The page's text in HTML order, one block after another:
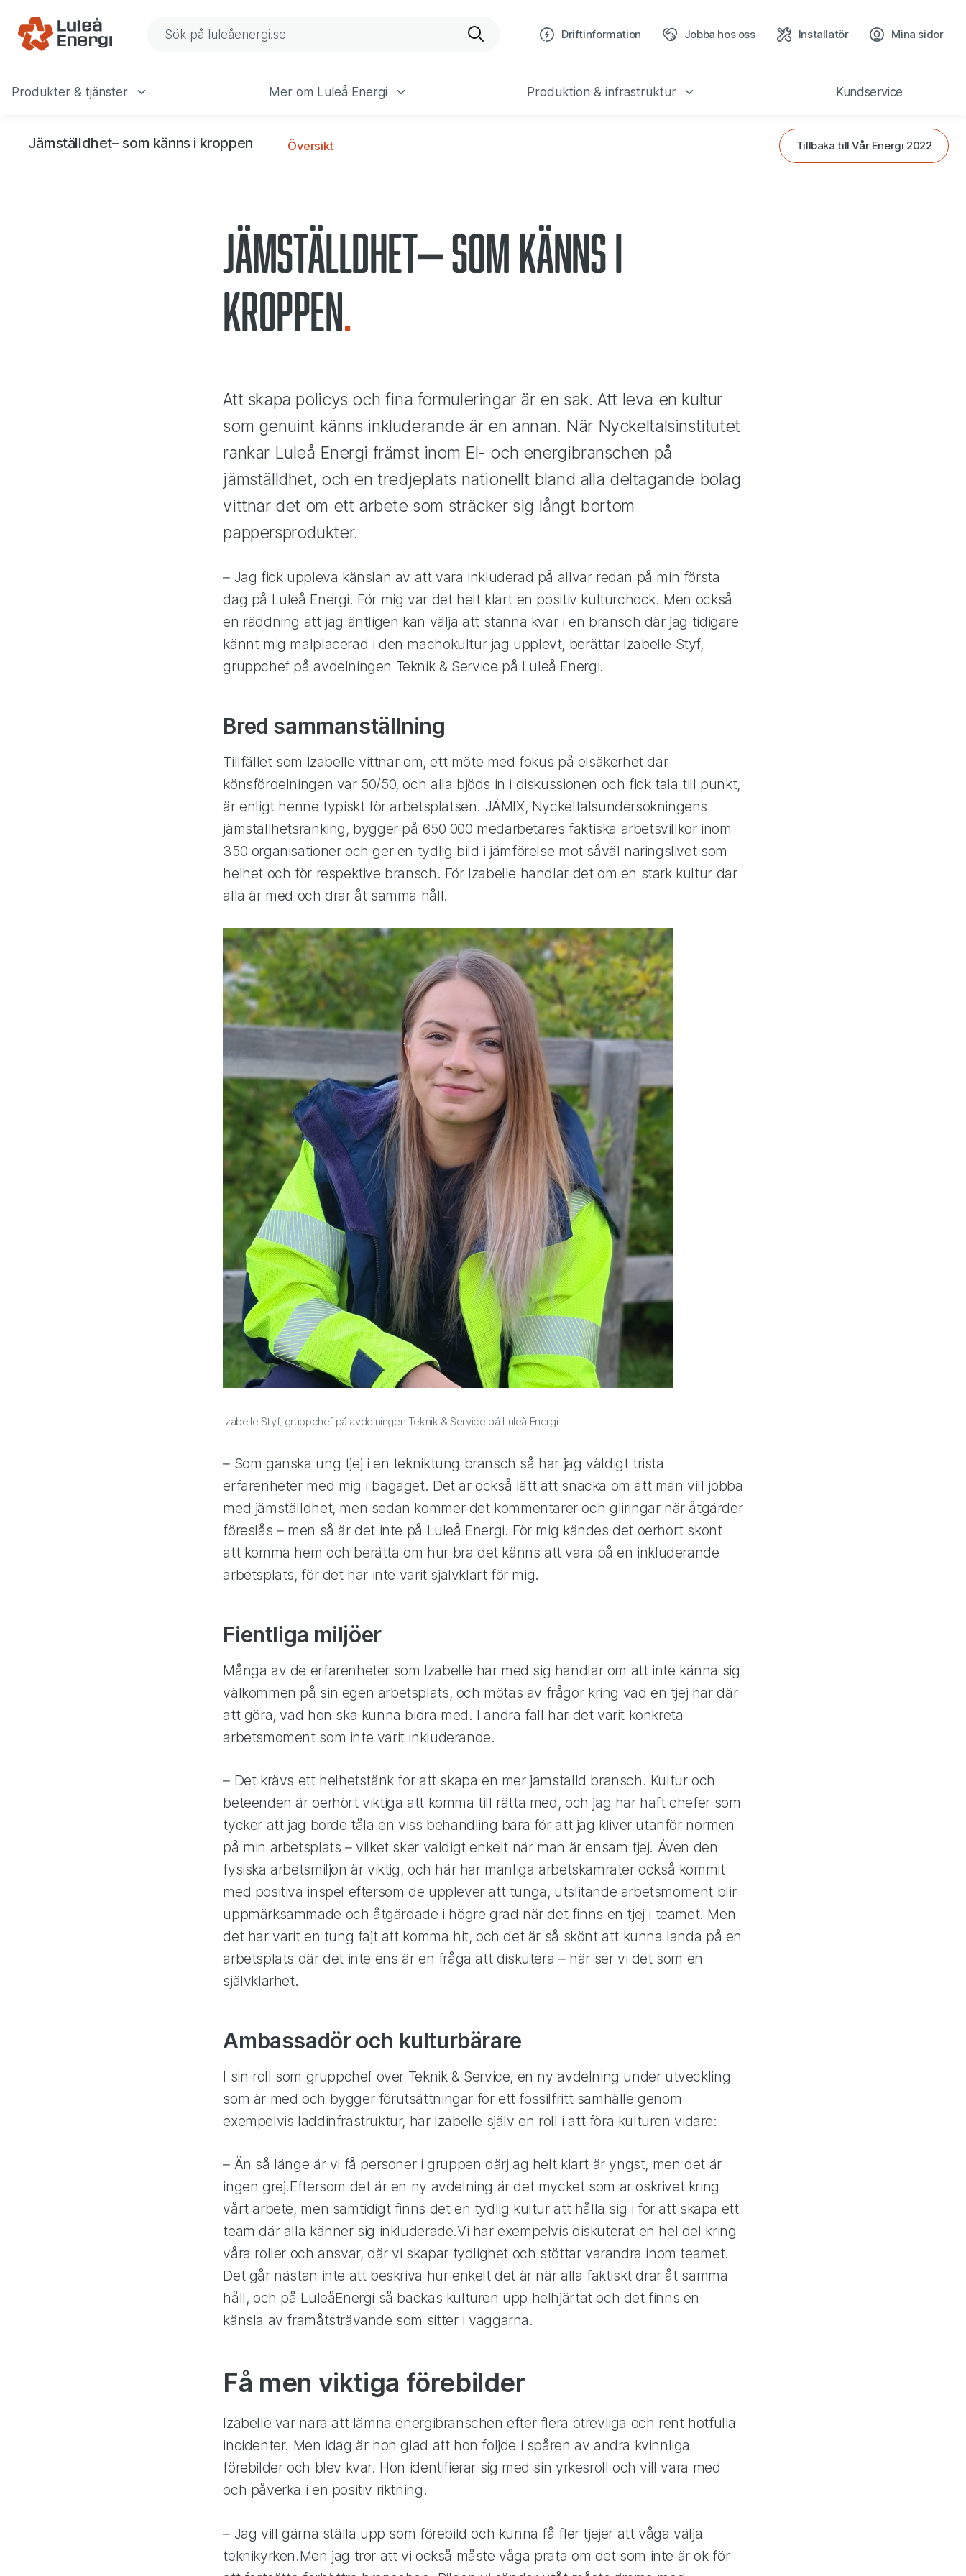
Gå till navigering
Gå till innehåll Sök på Luleå Energis webbplats Driftinformation Jobba hos oss Installatör
Mina sidor
Huvudmeny
Produkter & tjänster Mer om Luleå Energi Produktion & infrastruktur Kundservice
Jämställdhet– som känns i kroppen
Jämställdhet– som känns i kroppen Översikt Tillbaka till Vår Energi 2022
Jämställdhet– som känns i
kroppen
Att skapa policys och fina formuleringar är en sak. Att leva en kultur
som genuint känns inkluderande är en annan. När Nyckeltalsinstitutet
rankar Luleå Energi främst inom El- och energibranschen på
jämställdhet, och en tredjeplats nationellt bland alla deltagande bolag
vittnar det om ett arbete som sträcker sig långt bortom
pappersprodukter.
– Jag fick uppleva känslan av att vara inkluderad på allvar redan på min första
dag på Luleå Energi. För mig var det helt klart en positiv kulturchock. Men också
en räddning att jag äntligen kan välja att stanna kvar i en bransch där jag tidigare
kännt mig malplacerad i den machokultur jag upplevt, berättar Izabelle Styf,
gruppchef på avdelningen Teknik & Service på Luleå Energi.
Bred sammanställning
Tillfället som Izabelle vittnar om, ett möte med fokus på elsäkerhet där
könsfördelningen var 50/50, och alla bjöds in i diskussionen och fick tala till punkt,
är enligt henne typiskt för arbetsplatsen. JÄMIX, Nyckeltalsundersökningens
jämställhetsranking, bygger på 650 000 medarbetares faktiska arbetsvillkor inom
350 organisationer och ger en tydlig bild i jämförelse mot såväl näringslivet som
helhet och för respektive bransch. För Izabelle handlar det om en stark kultur där
alla är med och drar åt samma håll.
Izabelle Styf, gruppchef på avdelningen Teknik & Service på Luleå Energi.
– Som ganska ung tjej i en tekniktung bransch så har jag väldigt trista
erfarenheter med mig i bagaget. Det är också lätt att snacka om att man vill jobba
med jämställdhet, men sedan kommer det kommentarer och gliringar när åtgärder
föreslås – men så är det inte på Luleå Energi. För mig kändes det oerhört skönt
att komma hem och berätta om hur bra det känns att vara på en inkluderande
arbetsplats, för det har inte varit självklart för mig.
Fientliga miljöer
Många av de erfarenheter som Izabelle har med sig handlar om att inte känna sig
välkommen på sin egen arbetsplats, och mötas av frågor kring vad en tjej har där
att göra, vad hon ska kunna bidra med. I andra fall har det varit konkreta
arbetsmoment som inte varit inkluderande.
– Det krävs ett helhetstänk för att skapa en mer jämställd bransch. Kultur och
beteenden är oerhört viktiga att komma till rätta med, och jag har haft chefer som
tycker att jag borde tåla en viss behandling bara för att jag kliver utanför normen
på min arbetsplats – vilket sker väldigt enkelt när man är ensam tjej. Även den
fysiska arbetsmiljön är viktig, och här har manliga arbetskamrater också kommit
med positiva inspel eftersom de upplever att tunga, utslitande arbetsmoment blir
uppmärksammade och åtgärdade i högre grad när det finns en tjej i teamet. Men
det har varit en tung fajt att komma hit, och det är så skönt att kunna landa på en
arbetsplats där det inte ens är en fråga att diskutera – här ser vi det som en
självklarhet.
Ambassadör och kulturbärare
I sin roll som gruppchef över Teknik & Service, en ny avdelning under utveckling
som är med och bygger förutsättningar för ett fossilfritt samhälle genom
exempelvis laddinfrastruktur, har Izabelle själv en roll i att föra kulturen vidare:
– Än så länge är vi få personer i gruppen därj ag helt klart är yngst, men det är
ingen grej.Eftersom det är en ny avdelning är det mycket som är oskrivet kring
vårt arbete, men samtidigt finns det en tydlig kultur att hålla sig i för att skapa ett
team där alla känner sig inkluderade.Vi har exempelvis diskuterat en hel del kring
våra roller och ansvar, där vi skapar tydlighet och stöttar varandra inom teamet.
Det går nästan inte att beskriva hur enkelt det är när alla faktiskt drar åt samma
håll, och på LuleåEnergi så backas kulturen upp helhjärtat och det finns en
känsla av framåtsträvande som sitter i väggarna.
Få men viktiga förebilder
Izabelle var nära att lämna energibranschen efter flera otrevliga och rent hotfulla
incidenter. Men idag är hon glad att hon följde i spåren av andra kvinnliga
förebilder och blev kvar. Hon identifierar sig med sin yrkesroll och vill vara med
och påverka i en positiv riktning.
– Jag vill gärna ställa upp som förebild och kunna få fler tjejer att våga välja
teknikyrken.Men jag tror att vi också måste våga prata om det som inte är ok för